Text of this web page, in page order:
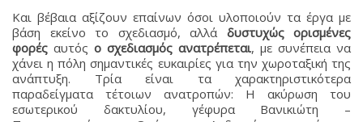
Και βέβαια αξίζουν επαίνων όσοι υλοποιούν τα έργα με
βάση εκείνο το σχεδιασμό, αλλά δυστυχώς ορισμένες
φορές αυτός ο σχεδιασμός ανατρέπεται, με συνέπεια να
χάνει η πόλη σημαντικές ευκαιρίες για την χωροταξική της
ανάπτυξη. Τρία είναι τα χαρακτηριστικότερα
παραδείγματα τέτοιων ανατροπών: Η ακύρωση του
εσωτερικού δακτυλίου, γέφυρα Βανικιώτη –